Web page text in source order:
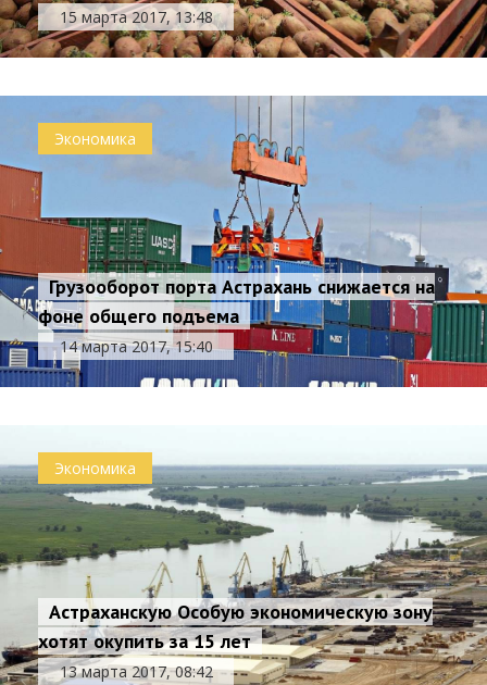
15 марта 2017, 13:48
Экономика
Грузооборот порта Астрахань снижается на
фоне общего подъема
14 марта 2017, 15:40
Экономика
Астраханскую Особую экономическую зону
хотят окупить за 15 лет
13 марта 2017, 08:42